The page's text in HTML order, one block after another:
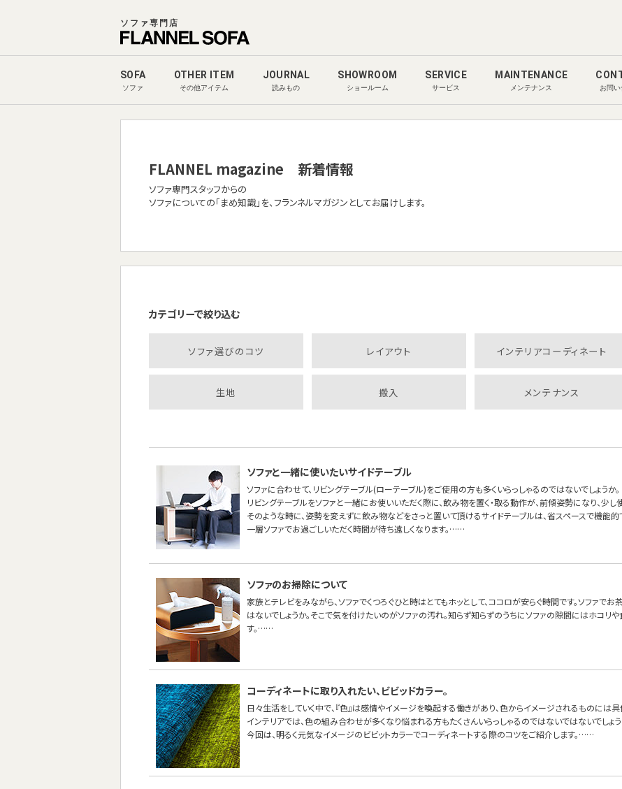
ソファ専門店
SOFA
ソファ
OTHER ITEM
その他アイテム
JOURNAL
読みもの
SHOWROOM
ショールーム
SERVICE
サービス
MAINTENANCE
メンテナンス お問
FLANNEL magazine 新着情報
ソファ専門スタッフからの
ソファについての「まめ知識」を、フランネルマガジンとしてお届けします。
カテゴリーで絞り込む
ソファ選びのコツ レイアウト インテリアコーディネート
生地 搬入 メンテナンス
ソファと一緒に使いたいサイドテーブル
ソファに合わせて、リビングテーブル(ローテーブル)をご使用の方も多くいらっしゃるのではないでしょうか。
リビングテーブルをソファと一緒にお使いいただく際に、飲み物を置く・取る動作が、前傾姿勢になり、少
そのような時に、姿勢を変えずに飲み物などをさっと置いて頂けるサイドテーブルは、省スペースで機能的
一層ソファでお過ごしいただく時間が待ち遠しくなります。……
ソファのお掃除について
家族とテレビをみながら、ソファでくつろぐひと時はとてもホッとして、ココロが安らぐ時間です。ソファで
はないでしょうか。そこで気を付けたいのがソファの汚れ。知らず知らずのうちにソファの隙間にはホコリ
す。……
コーディネートに取り入れたい、ビビッドカラー。
日々生活をしていく中で、『色』は感情やイメージを喚起する働きがあり、色からイメージされるものには
インテリアでは、色の組み合わせが多くなり悩まれる方もたくさんいらっしゃるのではないではないでしょう
今回は、明るく元気なイメージのビビットカラーでコーディネートする際のコツをご紹介します。……